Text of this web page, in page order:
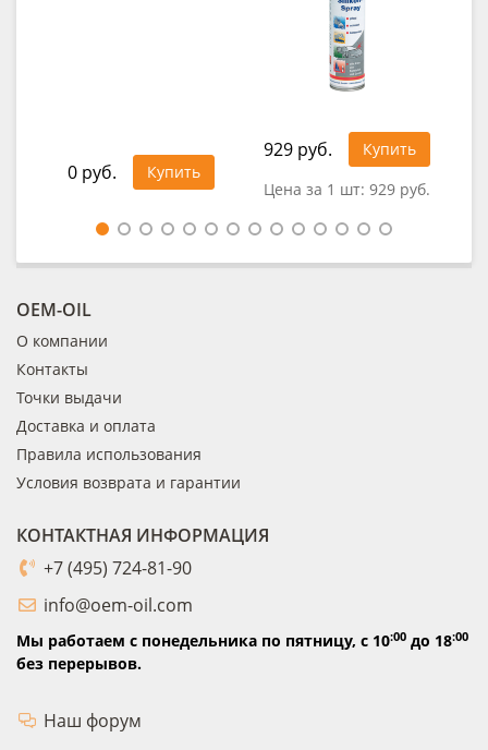
0 руб. Купить
929 руб.
Купить
Цена за 1 шт: 929 руб.
OEM-OIL
О компании
Контакты
Точки выдачи
Доставка и оплата
Правила использования
Условия возврата и гарантии
КОНТАКТНАЯ ИНФОРМАЦИЯ
+7 (495) 724-81-90
info@oem-oil.com
Мы работаем с понедельника по пятницу, с 10:00 до 18:00
без перерывов.
Наш форум